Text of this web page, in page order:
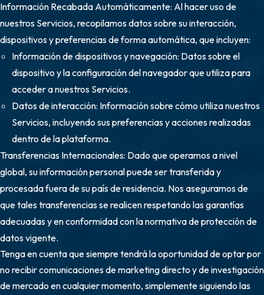
Información Recabada Automáticamente: Al hacer uso de
nuestros Servicios, recopilamos datos sobre su interacción,
dispositivos y preferencias de forma automática, que incluyen:
Información de dispositivos y navegación: Datos sobre el
dispositivo y la configuración del navegador que utiliza para
acceder a nuestros Servicios.
Datos de interacción: Información sobre cómo utiliza nuestros
Servicios, incluyendo sus preferencias y acciones realizadas
dentro de la plataforma.
Transferencias Internacionales: Dado que operamos a nivel
global, su información personal puede ser transferida y
procesada fuera de su país de residencia. Nos aseguramos de
que tales transferencias se realicen respetando las garantías
adecuadas y en conformidad con la normativa de protección de
datos vigente.
Tenga en cuenta que siempre tendrá la oportunidad de optar por
no recibir comunicaciones de marketing directo y de investigación
de mercado en cualquier momento, simplemente siguiendo las